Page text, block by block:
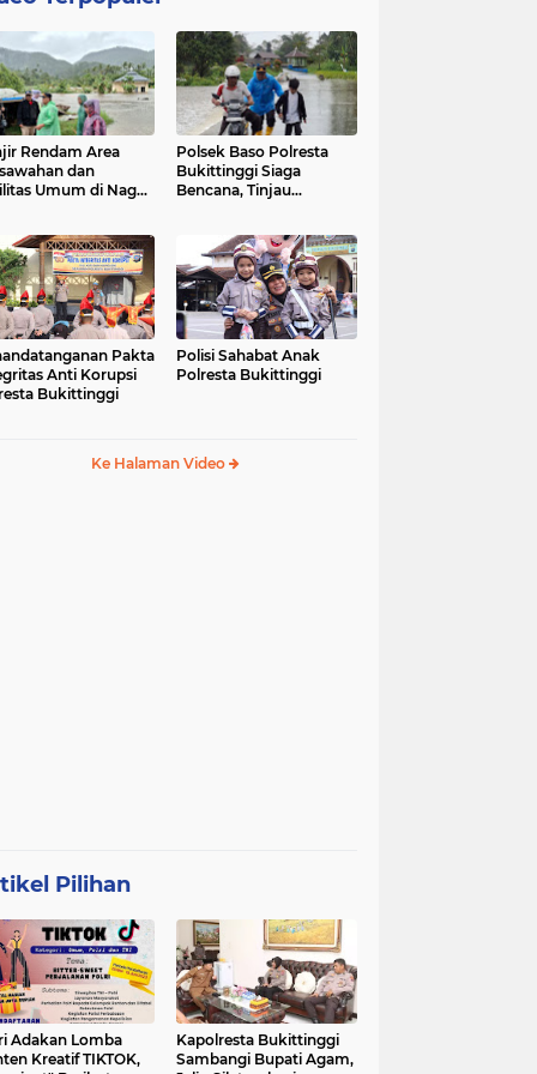
Rendam Area
dan
Umum di Nagari
Polsek Baso Polresta
Bukittinggi Siaga
Bencana, Tinjau
Pakta
Anti Korupsi
Bukittinggi
Polisi Sahabat Anak
Polresta Bukittinggi
Ke Halaman Video
Pilihan
Adakan Lomba
Kreatif TIKTOK,
Kapolresta Bukittinggi
Sambangi Bupati Agam,